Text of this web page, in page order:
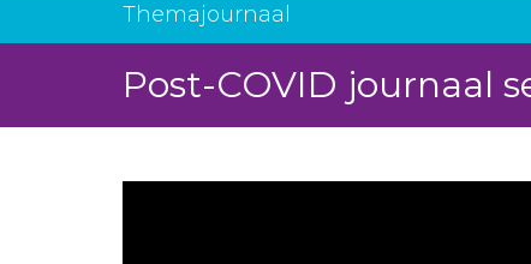
Themajournaal
Post-COVID journaal